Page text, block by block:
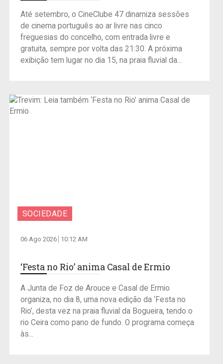
Até setembro, o CineClube 47 dinamiza sessões
de cinema português ao ar livre nas cinco
freguesias do concelho, com entrada livre e
gratuita, sempre por volta das 21:30. A próxima
exibição tem lugar no dia 15, na praia fluvial da...
SOCIEDADE
06 Ago 2026 10:12 AM
‘Festa no Rio’ anima Casal de Ermio
A Junta de Foz de Arouce e Casal de Ermio
organiza, no dia 8, uma nova edição da ‘Festa no
Rio’, desta vez na praia fluvial da Bogueira, tendo o
rio Ceira como pano de fundo. O programa começa
às...